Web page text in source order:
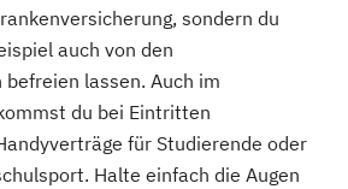
sondern du
auch von den
befreien lassen. Auch im
du bei Eintritten
für Studierende oder
Halte einfach die Augen